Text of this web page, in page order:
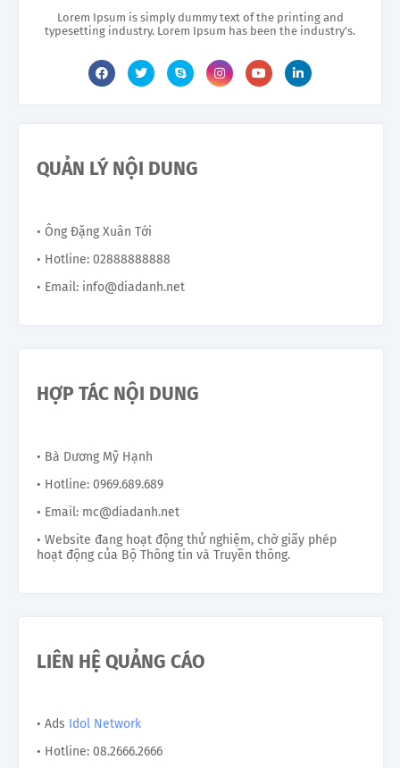
Lorem Ipsum is simply dummy text of the printing and
typesetting industry. Lorem Ipsum has been the industry's.
QUẢN LÝ NỘI DUNG
• Ông Đặng Xuân Tới
• Hotline: 02888888888
• Email: info@diadanh.net
HỢP TÁC NỘI DUNG
• Bà Dương Mỹ Hạnh
• Hotline: 0969.689.689
• Email: mc@diadanh.net
• Website đang hoạt động thử nghiệm, chờ giấy phép
hoạt động của Bộ Thông tin và Truyền thông.
LIÊN HỆ QUẢNG CÁO
• Ads Idol Network
• Hotline: 08.2666.2666